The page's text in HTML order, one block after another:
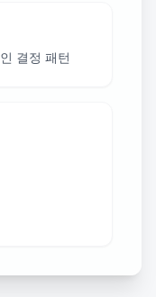
결정 패턴